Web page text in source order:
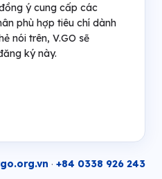
ý cung cấp các
phù hợp tiêu chí dành
nói trên, V.GO sẽ
ký này.
· +84 0338 926 243